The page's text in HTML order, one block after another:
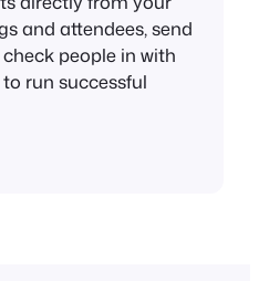
and attendees, send
people in with
run successful